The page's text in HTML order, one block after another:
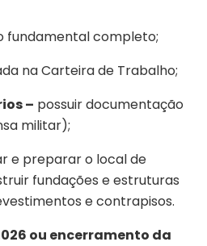
fundamental completo;
na Carteira de Trabalho;
– possuir documentação
militar);
e preparar o local de
fundações e estruturas
e contrapisos.
ou encerramento da